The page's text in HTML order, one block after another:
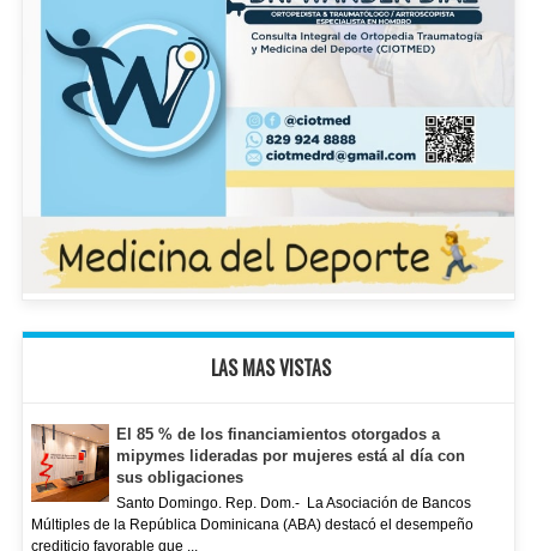
LAS MAS VISTAS
El 85 % de los financiamientos otorgados a
mipymes lideradas por mujeres está al día con
sus obligaciones
Santo Domingo. Rep. Dom.- La Asociación de Bancos
Múltiples de la República Dominicana (ABA) destacó el desempeño
crediticio favorable que ...